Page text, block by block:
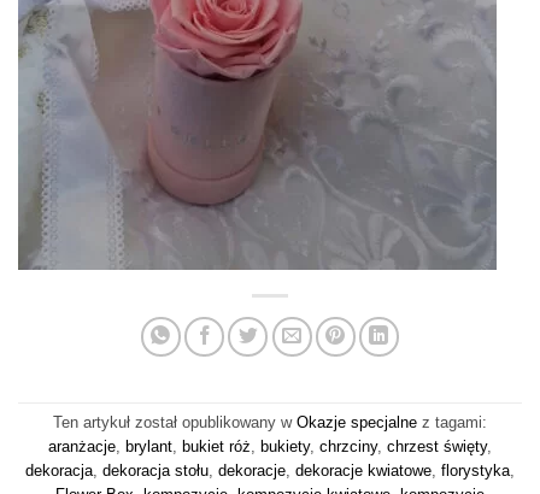
Ten artykuł został opublikowany w Okazje specjalne z tagami:
aranżacje
brylant bukiet róż bukiety, chrzciny, chrzest święty,
dekoracja dekoracja stołu dekoracje dekoracje kwiatowe florystyka